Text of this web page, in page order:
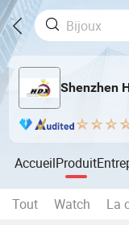
Shenzhen
AccueilProduit
Tout Watch La